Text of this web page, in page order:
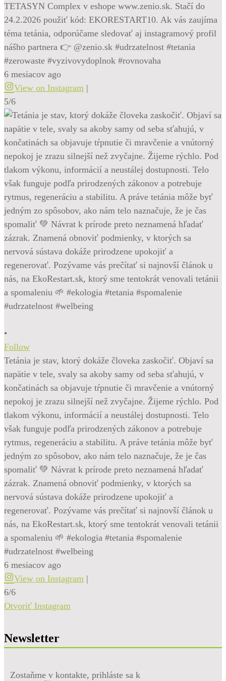
TETASYN Complex v eshope www.zenio.sk. Stačí do
24.2.2026 použiť kód: EKORESTART10. Ak vás zaujíma
téma tetánia, odporúčame sledovať aj instagramový profil
nášho partnera 👉 @zenio.sk #udrzatelnost #tetania
#zerowaste #vyzivovydoplnok #rovnovaha
6 mesiacov ago
View on Instagram |
5/6
•
Follow
Tetánia je stav, ktorý dokáže človeka zaskočiť. Objaví sa
napätie v tele, svaly sa akoby samy od seba sťahujú, v
končatinách sa objavuje tŕpnutie či mravčenie a vnútorný
nepokoj je zrazu silnejší než zvyčajne. Žijeme rýchlo. Pod
tlakom výkonu, informácií a neustálej dostupnosti. Telo
však funguje podľa prirodzených zákonov a potrebuje
rytmus, regeneráciu a stabilitu. A práve tetánia môže byť
jedným zo spôsobov, ako nám telo naznačuje, že je čas
spomaliť 💚 Návrat k prírode preto neznamená hľadať
zázrak. Znamená obnoviť podmienky, v ktorých sa
nervová sústava dokáže prirodzene upokojiť a
regenerovať. Pozývame vás prečítať si najnovší článok u
nás, na EkoRestart.sk, ktorý sme tentokrát venovali tetánii
a spomaleniu 🌱 #ekologia #tetania #spomalenie
#udrzatelnost #welbeing
6 mesiacov ago
View on Instagram |
6/6
Otvoriť Instagram
Newsletter
Zostaňme v kontakte, prihláste sa k